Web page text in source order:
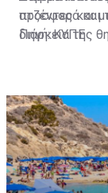
προσφορά και
διάρκεια της
ατζέντες και
Πηγή: ΚΥΠΕ